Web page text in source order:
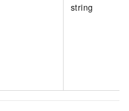
string